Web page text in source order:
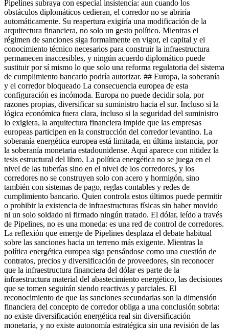
Pipelines subraya con especial insistencia: aun cuando los
obstáculos diplomáticos cedieran, el corredor no se abriría
automáticamente. Su reapertura exigiría una modificación de la
arquitectura financiera, no solo un gesto político. Mientras el
régimen de sanciones siga formalmente en vigor, el capital y el
conocimiento técnico necesarios para construir la infraestructura
permanecen inaccesibles, y ningún acuerdo diplomático puede
sustituir por sí mismo lo que solo una reforma regulatoria del sistema
de cumplimiento bancario podría autorizar. ## Europa, la soberanía
y el corredor bloqueado La consecuencia europea de esta
configuración es incómoda. Europa no puede decidir sola, por
razones propias, diversificar su suministro hacia el sur. Incluso si la
lógica económica fuera clara, incluso si la seguridad del suministro
lo exigiera, la arquitectura financiera impide que las empresas
europeas participen en la construcción del corredor levantino. La
soberanía energética europea está limitada, en última instancia, por
la soberanía monetaria estadounidense. Aquí aparece con nitidez la
tesis estructural del libro. La política energética no se juega en el
nivel de las tuberías sino en el nivel de los corredores, y los
corredores no se construyen solo con acero y hormigón, sino
también con sistemas de pago, reglas contables y redes de
cumplimiento bancario. Quien controla estos últimos puede permitir
o prohibir la existencia de infraestructuras físicas sin haber movido
ni un solo soldado ni firmado ningún tratado. El dólar, leído a través
de Pipelines, no es una moneda: es una red de control de corredores.
La reflexión que emerge de Pipelines desplaza el debate habitual
sobre las sanciones hacia un terreno más exigente. Mientras la
política energética europea siga pensándose como una cuestión de
contratos, precios y diversificación de proveedores, sin reconocer
que la infraestructura financiera del dólar es parte de la
infraestructura material del abastecimiento energético, las decisiones
que se tomen seguirán siendo reactivas y parciales. El
reconocimiento de que las sanciones secundarias son la dimensión
financiera del concepto de corredor obliga a una conclusión sobria:
no existe diversificación energética real sin diversificación
monetaria, y no existe autonomía estratégica sin una revisión de las